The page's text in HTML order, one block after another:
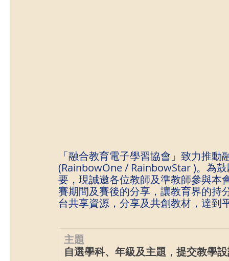
「融合教育電子學習協會」致力推
(RainbowOne / RainbowStar )。為
要，現誠邀各位教師及準教師參與本
賽期間及賽後的分享，讓教育界的持
台共享資源，分享及共創教材，達到
主題
自選學科、年級及主題，提交教學